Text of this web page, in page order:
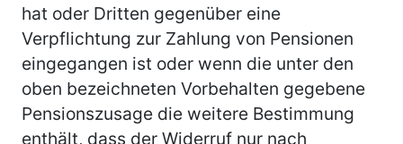
hat oder Dritten gegenüber eine
Verpflichtung zur Zahlung von Pensionen
eingegangen ist oder wenn die unter den
oben bezeichneten Vorbehalten gegebene
Pensionszusage die weitere Bestimmung
enthält, dass der Widerruf nur nach